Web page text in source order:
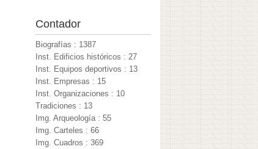
Contador
Biografías : 1387
Inst. Edificios históricos : 27
Inst. Equipos deportivos : 13
Inst. Empresas : 15
Inst. Organizaciones : 10
Tradiciones : 13
Img. Arqueología : 55
Img. Carteles : 66
Img. Cuadros : 369